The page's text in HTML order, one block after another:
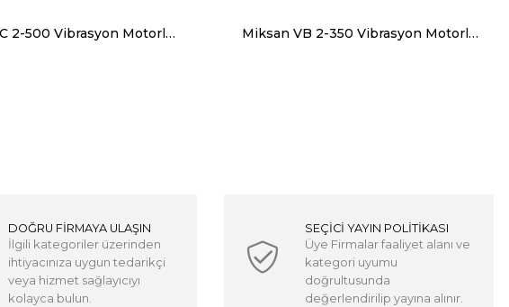
Miksan VC 2-500 Vibrasyon Motorları Trifaze (380V) 3000 Devir 500 Kg, 4905 N Miksan VB 2-350 Vibrasyon Motorları Trifaze (380V) 3000 Devir 340 Kg, 3335 N
DOĞRU FİRMAYA ULAŞIN
İlgili kategoriler üzerinden
ihtiyacınıza uygun tedarikçi
veya hizmet sağlayıcıyı
kolayca bulun.
SEÇİCİ YAYIN POLİTİKASI
Üye Firmalar faaliyet alanı ve
kategori uyumu
doğrultusunda
değerlendirilip yayına alınır.